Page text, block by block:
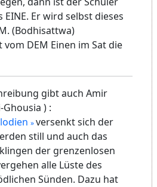
Er wird selbst dieses
(Bodhisattwa)
DEM Einen im Sat die
gibt auch Amir
) :
versenkt sich der
still und auch das
der grenzenlosen
alle Lüste des
Sünden. Dazu hat